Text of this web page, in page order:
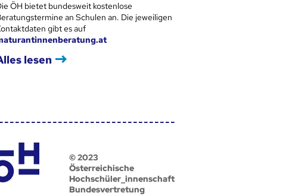
ÖH bietet bundesweit kostenlose
an Schulen an. Die jeweiligen
gibt es auf
lesen
© 2023
Österreichische
Hochschüler_innenschaft
Bundesvertretung